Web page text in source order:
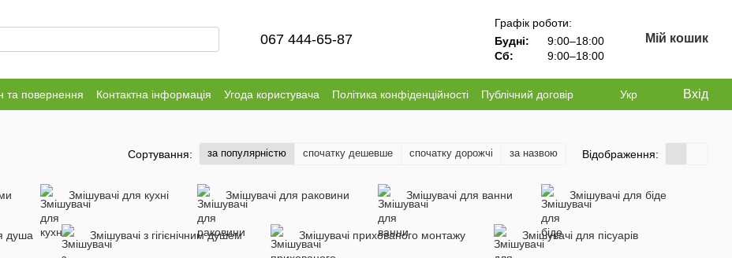
067 444-65-87
Графік роботи:
Будні:
9:00–18:00
Сб:
9:00–18:00
Мій кошик
та повернення Контактна інформація Угода користувача Політика конфіденційності Публічний договір Укр Вхід
Сортування: за популярністю спочатку дешевше спочатку дорожчі за назвою Відображення:
Змішувачі для кухні Змішувачі для раковини Змішувачі для ванни Змішувачі для біде
душа Змішувачі з гігієнічним душем Змішувачі прихованого монтажу Змішувачі для пісуарів